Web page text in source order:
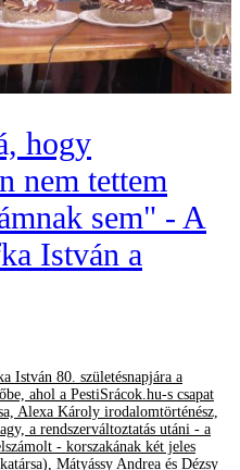
hogy
nem tettem
sem" - A
István a
István 80. születésnapjára a
ahol a PestiSrácok.hu-s csapat
Alexa Károly irodalomtörténész,
a rendszerváltoztatás utáni - a
- korszakának két jeles
Mátyássy Andrea és Dézsy